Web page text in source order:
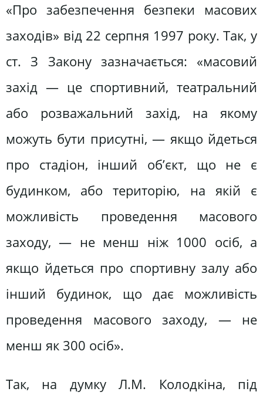
«Про забезпечення безпеки масових
заходів» від 22 серпня 1997 року. Так, у
ст. З Закону зазначається: «масовий
захід — це спортивний, театральний
або розважальний захід, на якому
можуть бути присутні, — якщо йдеться
про стадіон, інший об’єкт, що не є
будинком, або територію, на якій є
можливість проведення масового
заходу, — не менш ніж 1000 осіб, а
якщо йдеться про спортивну залу або
інший будинок, що дає можливість
проведення масового заходу, — не
менш як 300 осіб».
Так, на думку Л.М. Колодкіна, під